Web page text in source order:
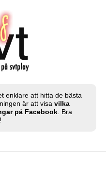
enklare att hitta de bästa
är att visa vilka
på Facebook . Bra